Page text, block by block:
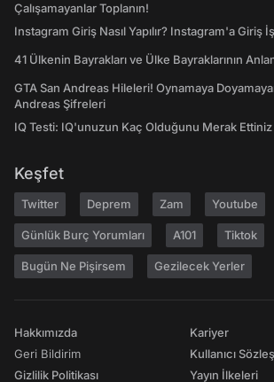
Çalışamayanlar Toplanın!
Instagram Giriş Nasıl Yapılır? Instagram'a Giriş
41 Ülkenin Bayrakları ve Ülke Bayraklarının
GTA San Andreas Hileleri! Oynamaya
Andreas Şifreleri
IQ Testi: IQ'unuzun Kaç Olduğunu Merak Ettiniz
Keşfet
Twitter Deprem Zam Youtube
Günlük Burç Yorumları A101 Tiktok
Bugün Ne Pişirsem Gezilecek Yerler
Hakkımızda
Geri Bildirim
Gizlilik Politikası
Kariyer
Kullanıcı
Yayın İlkeleri